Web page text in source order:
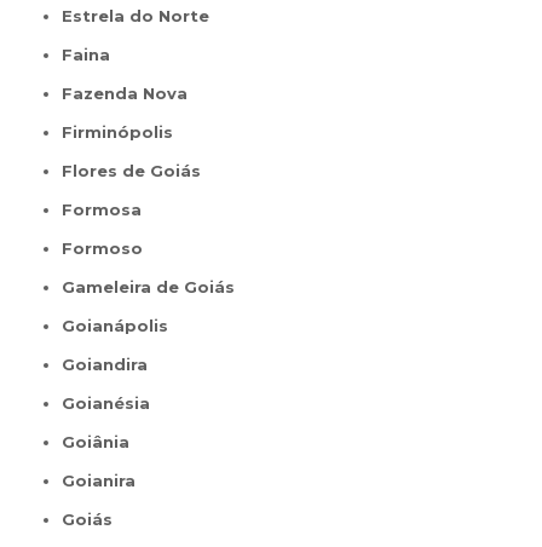
Estrela do Norte
Faina
Fazenda Nova
Firminópolis
Flores de Goiás
Formosa
Formoso
Gameleira de Goiás
Goianápolis
Goiandira
Goianésia
Goiânia
Goianira
Goiás